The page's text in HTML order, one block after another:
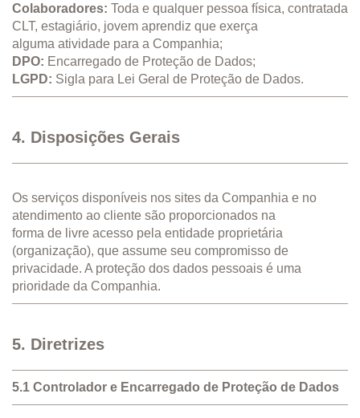
Colaboradores: Toda e qualquer pessoa física, contratada
CLT, estagiário, jovem aprendiz que exerça
alguma atividade para a Companhia;
DPO: Encarregado de Proteção de Dados;
LGPD: Sigla para Lei Geral de Proteção de Dados.
4. Disposições Gerais
Os serviços disponíveis nos sites da Companhia e no
atendimento ao cliente são proporcionados na
forma de livre acesso pela entidade proprietária
(organização), que assume seu compromisso de
privacidade. A proteção dos dados pessoais é uma
prioridade da Companhia.
5. Diretrizes
5.1 Controlador e Encarregado de Proteção de Dados